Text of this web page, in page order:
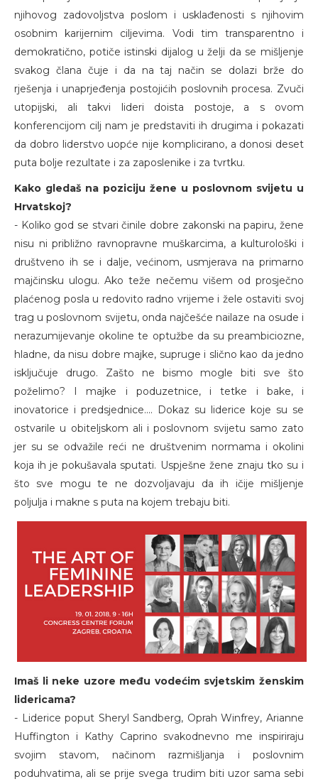
njihovog zadovoljstva poslom i usklađenosti s njihovim
osobnim karijernim ciljevima. Vodi tim transparentno i
demokratično, potiče istinski dijalog u želji da se mišljenje
svakog člana čuje i da na taj način se dolazi brže do
rješenja i unaprjeđenja postojićih poslovnih procesa. Zvuči
utopijski, ali takvi lideri doista postoje, a s ovom
konferencijom cilj nam je predstaviti ih drugima i pokazati
da dobro liderstvo uopće nije komplicirano, a donosi deset
puta bolje rezultate i za zaposlenike i za tvrtku.
Kako gledaš na poziciju žene u poslovnom svijetu u
Hrvatskoj?
- Koliko god se stvari činile dobre zakonski na papiru, žene
nisu ni približno ravnopravne muškarcima, a kulturološki i
društveno ih se i dalje, većinom, usmjerava na primarno
majčinsku ulogu. Ako teže nečemu višem od prosječno
plaćenog posla u redovito radno vrijeme i žele ostaviti svoj
trag u poslovnom svijetu, onda najčešće nailaze na osude i
nerazumijevanje okoline te optužbe da su preambiciozne,
hladne, da nisu dobre majke, supruge i slično kao da jedno
isključuje drugo. Zašto ne bismo mogle biti sve što
poželimo? I majke i poduzetnice, i tetke i bake, i
inovatorice i predsjednice.... Dokaz su liderice koje su se
ostvarile u obiteljskom ali i poslovnom svijetu samo zato
jer su se odvažile reći ne društvenim normama i okolini
koja ih je pokušavala sputati. Uspješne žene znaju tko su i
što sve mogu te ne dozvoljavaju da ih ičije mišljenje
poljulja i makne s puta na kojem trebaju biti.
Imaš li neke uzore među vodećim svjetskim ženskim
lidericama?
- Liderice poput Sheryl Sandberg, Oprah Winfrey, Arianne
Huffington i Kathy Caprino svakodnevno me inspiriraju
svojim stavom, načinom razmišljanja i poslovnim
poduhvatima, ali se prije svega trudim biti uzor sama sebi